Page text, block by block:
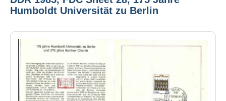
Humboldt Universität zu Berlin